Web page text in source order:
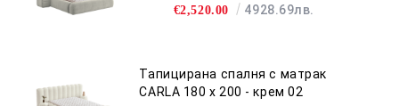
€2,520.00 4928.69лв.
Тапицирана спалня с матрак
CARLA 180 х 200 - крем 02